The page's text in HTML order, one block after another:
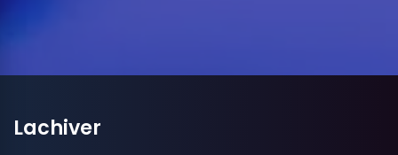
Lachiver